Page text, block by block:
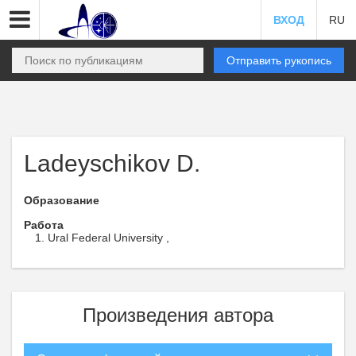
ВХОД RU
Отправить рукопись
Ladeyschikov D.
Образование
Работа
Ural Federal University ,
Произведения автора